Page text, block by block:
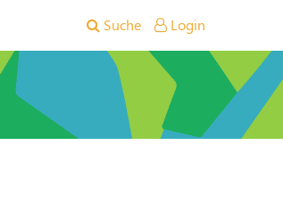
Suche Login